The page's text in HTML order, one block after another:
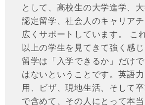
として、高校生の大学進学、大
認定留学、社会人のキャリア
広くサポートしています。 こ
以上の学生を見てきて強く感じ
留学は「入学できるか」だけ
はないということです。英語
用、ビザ、現地生活、そして
で含めて、その人にとって本